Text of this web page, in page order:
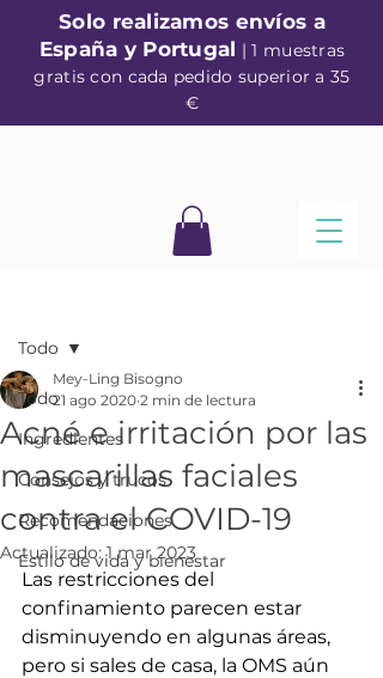
Solo realizamos envíos a
España y Portugal | 1 muestras
gratis con cada pedido superior a 35
€
Todo
Ingredientes
Consejos y trucos
Recomendaciones
Estilo de vida y bienestar
Todo
Acné e irritación por las
mascarillas faciales
contra el COVID-19
Mey-Ling Bisogno
21 ago 2020 2 min de lectura
Actualizado:1 mar 2023
Las restricciones del
confinamiento parecen estar
disminuyendo en algunas áreas,
pero si sales de casa, la OMS aún